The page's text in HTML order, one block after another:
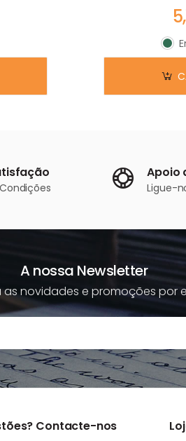
Em
Apoio
Ligue-
A nossa Newsletter
as novidades e promoções por
Contacte-nos